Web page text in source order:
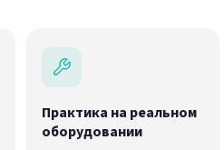
Практика на реальном
оборудовании